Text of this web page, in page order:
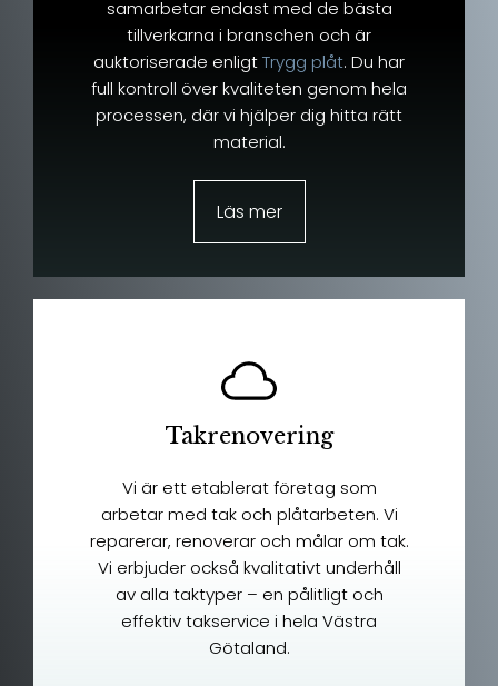
samarbetar endast med de bästa
tillverkarna i branschen och är
auktoriserade enligtTrygg plåt. Du har
full kontroll över kvaliteten genom hela
processen, där vi hjälper dig hitta rätt
material.
Läs mer
Takrenovering
Vi är ett etablerat företag som
arbetar med tak och plåtarbeten. Vi
reparerar, renoverar och målar om tak.
Vi erbjuder också kvalitativt underhåll
av alla taktyper – en pålitligt och
effektiv takservice i hela Västra
Götaland.